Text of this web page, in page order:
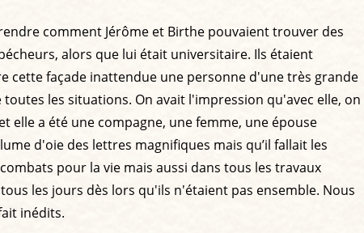
comment Jérôme et Birthe pouvaient trouver des
alors que lui était universitaire. Ils étaient
cette façade inattendue une personne d'une très grande
les situations. On avait l'impression qu'avec elle, on
elle a été une compagne, une femme, une épouse
d'oie des lettres magnifiques mais qu’il fallait les
pour la vie mais aussi dans tous les travaux
les jours dès lors qu'ils n'étaient pas ensemble. Nous
inédits.